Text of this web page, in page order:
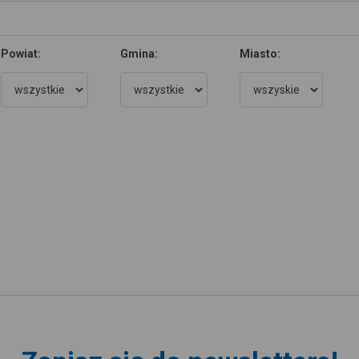
Powiat: Gmina: Miasto: